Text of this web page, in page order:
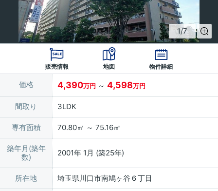
1/7
販売情報 地図 物件詳細
価格 4,390万円 ～ 4,598万円
間取り 3LDK
専有面積 70.80㎡ ～ 75.16㎡
築年月(築年
数)
2001年 1月 (築25年)
所在地 埼玉県川口市南鳩ヶ谷６丁目